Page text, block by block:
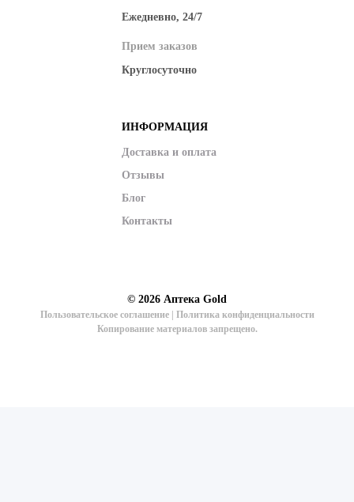
Ежедневно, 24/7
Прием заказов
Круглосуточно
ИНФОРМАЦИЯ
Доставка и оплата
Отзывы
Блог
Контакты
© 2026 Аптека Gold
Пользовательское соглашение| Политика конфиденциальности
Копирование материалов запрещено.